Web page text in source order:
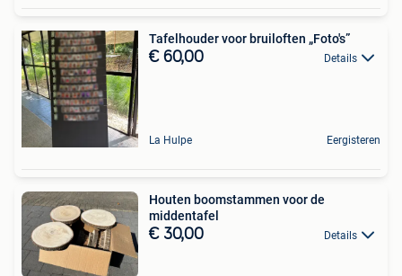
Tafelhouder voor bruiloften „Foto's”
€ 60,00 Details
La Hulpe Eergisteren
Houten boomstammen voor de
middentafel
€ 30,00 Details